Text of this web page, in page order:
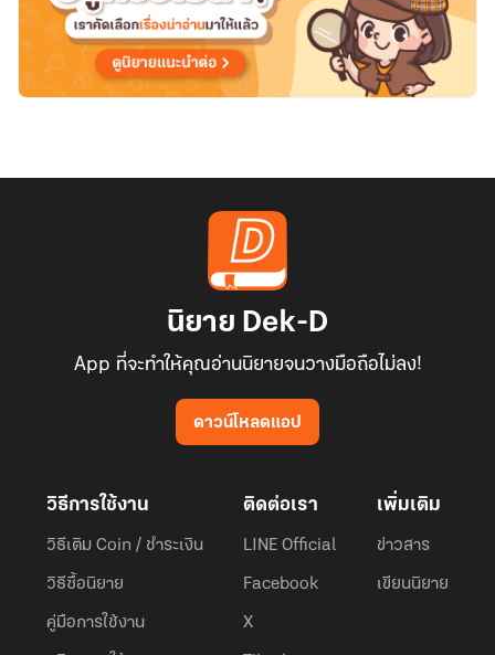
นิยาย Dek-D
App ที่จะทำให้คุณอ่านนิยายจนวางมือถือไม่ลง!
ดาวน์โหลดแอป
วิธีการใช้งาน
วิธีเติม Coin / ชำระเงิน
วิธีซื้อนิยาย
คู่มือการใช้งาน
ติดต่อเรา
LINE Official
Facebook
X
เพิ่มเติม
ข่าวสาร
เขียนนิยาย